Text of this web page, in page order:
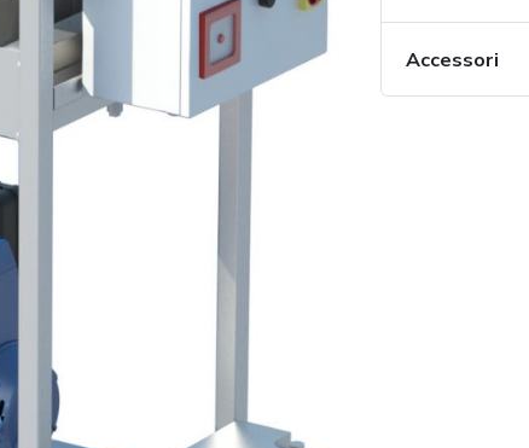
Accessori